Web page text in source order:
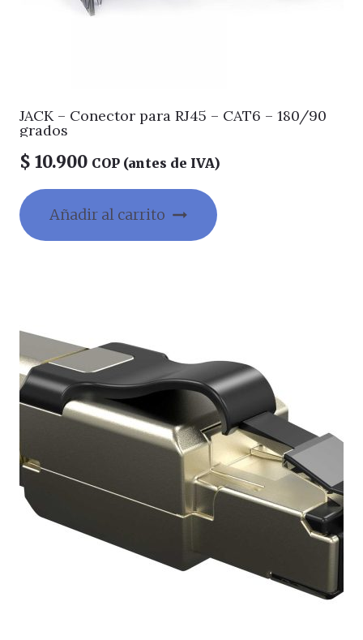
JACK – Conector para RJ45 – CAT6 – 180/90
grados
$ 10.900 COP (antes de IVA)
Añadir al carrito